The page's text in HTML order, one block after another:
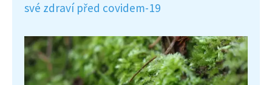
své zdraví před covidem-19